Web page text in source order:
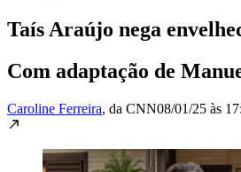
Taís Araújo nega
Com adaptação de
Caroline Ferreira, da CNN08/01/25 às